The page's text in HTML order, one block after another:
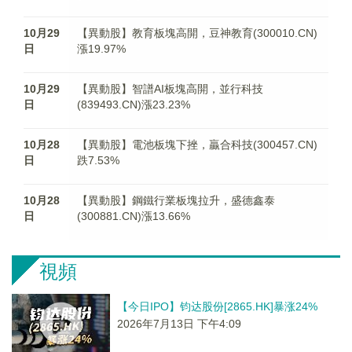
10月29
日
【異動股】教育板塊高開，豆神教育(300010.CN)
漲19.97%
10月29
日
【異動股】智譜AI板塊高開，並行科技
(839493.CN)漲23.23%
10月28
日
【異動股】電池板塊下挫，贏合科技(300457.CN)
跌7.53%
10月28
日
【異動股】鋼鐵行業板塊拉升，盛德鑫泰
(300881.CN)漲13.66%
視頻
【今日IPO】钧达股份[2865.HK]暴涨24%
2026年7月13日 下午4:09